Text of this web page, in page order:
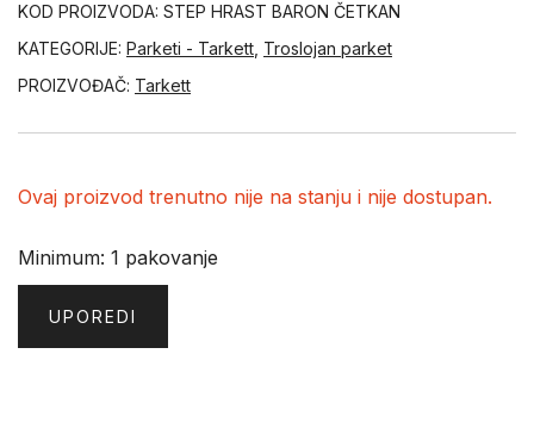
KOD PROIZVODA: STEP HRAST BARON ČETKAN
KATEGORIJE: Parketi - Tarkett, Troslojan parket
PROIZVOĐAČ: Tarkett
Ovaj proizvod trenutno nije na stanju i nije dostupan.
Minimum: 1 pakovanje
UPOREDI